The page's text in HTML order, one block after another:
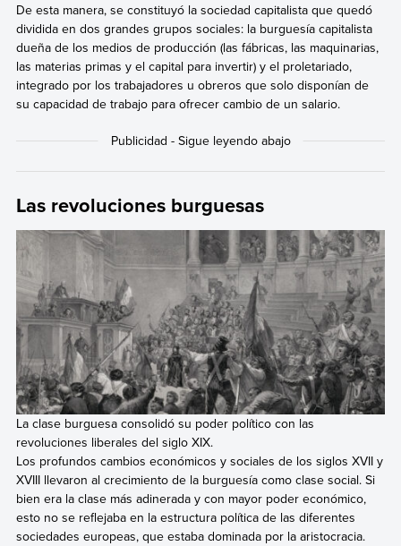
De esta manera, se constituyó la sociedad capitalista que quedó
dividida en dos grandes grupos sociales: la burguesía capitalista
dueña de los medios de producción (las fábricas, las maquinarias,
las materias primas y el capital para invertir) y el proletariado,
integrado por los trabajadores u obreros que solo disponían de
su capacidad de trabajo para ofrecer cambio de un salario.
Las revoluciones burguesas
La clase burguesa consolidó su poder político con las
revoluciones liberales del siglo XIX.
Los profundos cambios económicos y sociales de los siglos XVII y
XVIII llevaron al crecimiento de la burguesía como clase social. Si
bien era la clase más adinerada y con mayor poder económico,
esto no se reflejaba en la estructura política de las diferentes
sociedades europeas, que estaba dominada por la aristocracia.